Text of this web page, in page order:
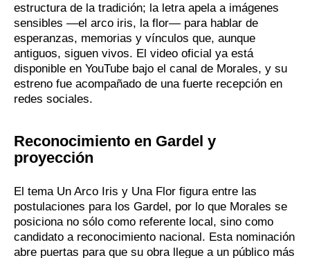
estructura de la tradición; la letra apela a imágenes
sensibles —el arco iris, la flor— para hablar de
esperanzas, memorias y vínculos que, aunque
antiguos, siguen vivos. El video oficial ya está
disponible en YouTube bajo el canal de Morales, y su
estreno fue acompañado de una fuerte recepción en
redes sociales.
Reconocimiento en Gardel y
proyección
El tema Un Arco Iris y Una Flor figura entre las
postulaciones para los Gardel, por lo que Morales se
posiciona no sólo como referente local, sino como
candidato a reconocimiento nacional. Esta nominación
abre puertas para que su obra llegue a un público más